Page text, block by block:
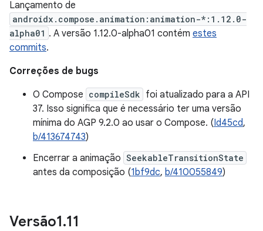
Lançamento de
androidx.compose.animation:animation-*:1.12.0-
alpha01 . A versão 1.12.0-alpha01 contém estes
commits.
Correções de bugs
O Compose compileSdk foi atualizado para a API
37. Isso significa que é necessário ter uma versão
mínima do AGP 9.2.0 ao usar o Compose. (Id45cd,
b/413674743)
Encerrar a animação SeekableTransitionState
antes da composição (1bf9dc, b/410055849)
Versão1.11